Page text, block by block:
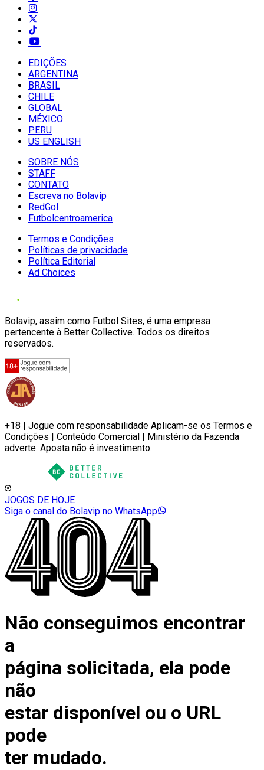
EDIÇÕES
ARGENTINA
BRASIL
CHILE
GLOBAL
MÉXICO
PERU
US ENGLISH
SOBRE NÓS
STAFF
CONTATO
Escreva no Bolavip
RedGol
Futbolcentroamerica
Termos e Condições
Políticas de privacidade
Política Editorial
Ad Choices
Bolavip, assim como Futbol Sites, é uma empresa
pertencente à Better Collective. Todos os direitos
reservados.
+18 | Jogue com responsabilidade Aplicam-se os Termos e
Condições | Conteúdo Comercial | Ministério da Fazenda
adverte: Aposta não é investimento.
JOGOS DE HOJE
Siga o canal do Bolavip no WhatsApp
Não conseguimos encontrar
a
página solicitada, ela pode
não
estar disponível ou o URL
pode
ter mudado.